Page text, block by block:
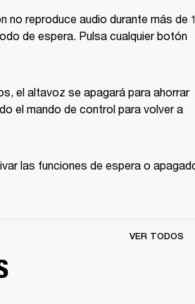
no reproduce audio durante más de
de espera. Pulsa cualquier botón
el altavoz se apagará para ahorrar
el mando de control para volver a
las funciones de espera o
VER TODOS